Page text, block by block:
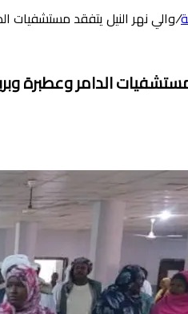
/والي نهر النيل يتفقد مستشفيات
الدامر وعطبرة